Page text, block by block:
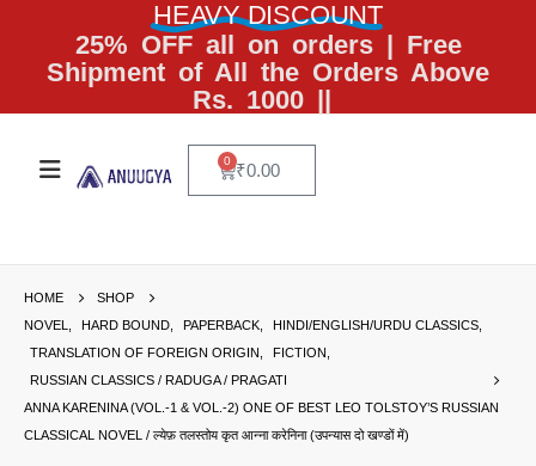
HEAVY DISCOUNT
25% OFF all on orders | Free
Shipment of All the Orders Above
Rs. 1000 ||
₹0.00
0
HOME
SHOP
NOVEL
HARD BOUND PAPERBACK HINDI/ENGLISH/URDU CLASSICS
TRANSLATION OF FOREIGN ORIGIN
FICTION
RUSSIAN CLASSICS / RADUGA / PRAGATI
ANNA KARENINA (VOL.-1 & VOL.-2) ONE OF BEST LEO TOLSTOY’S RUSSIAN
CLASSICAL NOVEL / ल्येफ़ तलस्तोय कृत आन्ना करेनिना (उपन्यास दो खण्डों में)